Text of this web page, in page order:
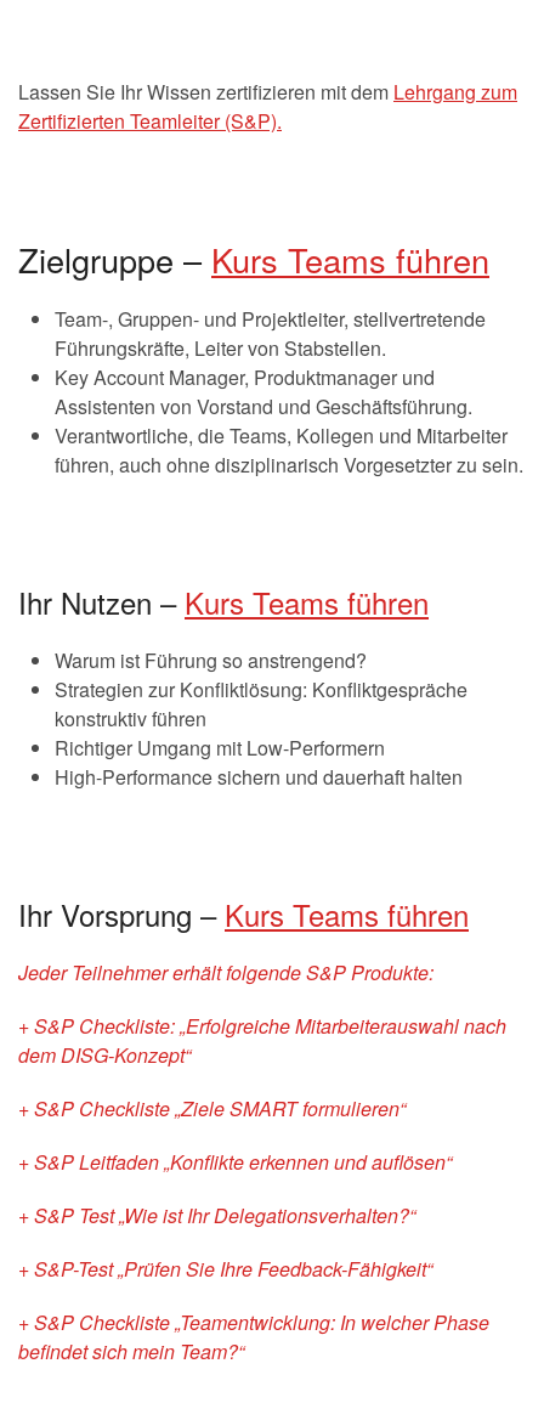
Lassen Sie Ihr Wissen zertifizieren mit dem Lehrgang zum
Zertifizierten Teamleiter (S&P).
Zielgruppe – Kurs Teams führen
Team-, Gruppen- und Projektleiter, stellvertretende
Führungskräfte, Leiter von Stabstellen.
Key Account Manager, Produktmanager und
Assistenten von Vorstand und Geschäftsführung.
Verantwortliche, die Teams, Kollegen und Mitarbeiter
führen, auch ohne disziplinarisch Vorgesetzter zu sein.
Ihr Nutzen – Kurs Teams führen
Warum ist Führung so anstrengend?
Strategien zur Konfliktlösung: Konfliktgespräche
konstruktiv führen
Richtiger Umgang mit Low-Performern
High-Performance sichern und dauerhaft halten
Ihr Vorsprung – Kurs Teams führen
Jeder Teilnehmer erhält folgende S&P Produkte:
+ S&P Checkliste: „Erfolgreiche Mitarbeiterauswahl nach
dem DISG-Konzept“
+ S&P Checkliste „Ziele SMART formulieren“
+ S&P Leitfaden „Konflikte erkennen und auflösen“
+ S&P Test „Wie ist Ihr Delegationsverhalten?“
+ S&P-Test „Prüfen Sie Ihre Feedback-Fähigkeit“
+ S&P Checkliste „Teamentwicklung: In welcher Phase
befindet sich mein Team?“